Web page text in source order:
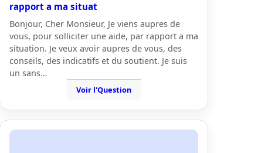
rapport a ma situat
Bonjour, Cher Monsieur, Je viens aupres de
vous, pour solliciter une aide, par rapport a ma
situation. Je veux avoir aupres de vous, des
conseils, des indicatifs et du soutient. Je suis
un sans…
Voir l'Question